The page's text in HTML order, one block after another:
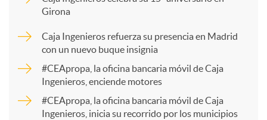
r
t
Girona
Caja Ingenieros refuerza su presencia en Madrid
con un nuevo buque insignia
#CEApropa, la oficina bancaria móvil de Caja
Ingenieros, enciende motores
#CEApropa, la oficina bancaria móvil de Caja
Ingenieros, inicia su recorrido por los municipios